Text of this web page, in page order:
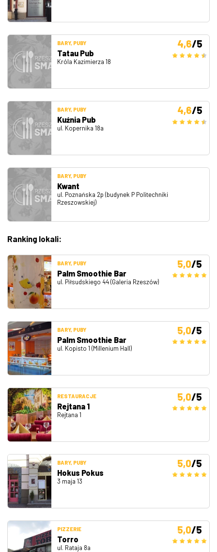
BARY, PUBY
Tatau Pub
Króla Kazimierza 18
4,6/5
BARY, PUBY
Kuźnia Pub
ul. Kopernika 18a
4,6/5
BARY, PUBY
Kwant
ul. Poznańska 2p (budynek P Politechniki
Rzeszowskiej)
Ranking lokali:
BARY, PUBY
Palm Smoothie Bar
ul. Piłsudskiego 44 (Galeria Rzeszów)
5,0/5
BARY, PUBY
Palm Smoothie Bar
ul. Kopisto 1 (Millenium Hall)
5,0/5
RESTAURACJE
Rejtana 1
Rejtana 1
5,0/5
BARY, PUBY
Hokus Pokus
3 maja 13
5,0/5
PIZZERIE
Torro
ul. Rataja 8a
5,0/5